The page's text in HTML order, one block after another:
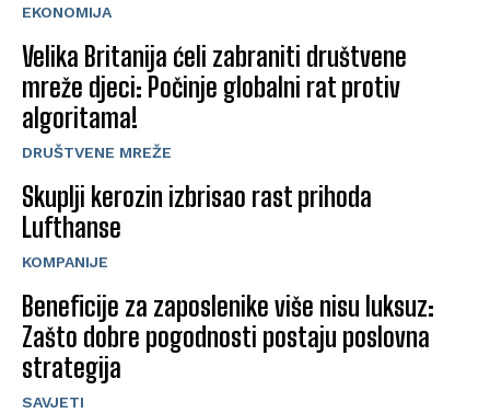
EKONOMIJA
Velika Britanija ćeli zabraniti društvene
mreže djeci: Počinje globalni rat protiv
algoritama!
DRUŠTVENE MREŽE
Skuplji kerozin izbrisao rast prihoda
Lufthanse
KOMPANIJE
Beneficije za zaposlenike više nisu luksuz:
Zašto dobre pogodnosti postaju poslovna
strategija
SAVJETI